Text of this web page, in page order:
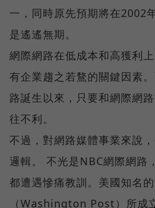
一，同時原先預期將在2002
是遙遙無期。
網際網路在低成本和高獲利
有企業趨之若鶩的關鍵因素
路誕生以來，只要和網際網
往不利。
不過，對網路媒體事業來說
邏輯。 不光是NBC網際網路
都遭遇慘痛教訓。美國知名
（Washington Post）所成